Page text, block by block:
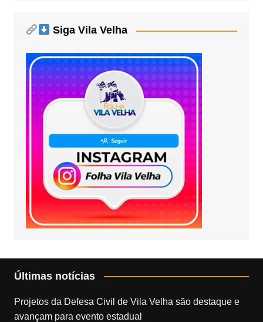
Siga Vila Velha
Últimas notícias
Projetos da Defesa Civil de Vila Velha são destaque e
avançam para evento estadual